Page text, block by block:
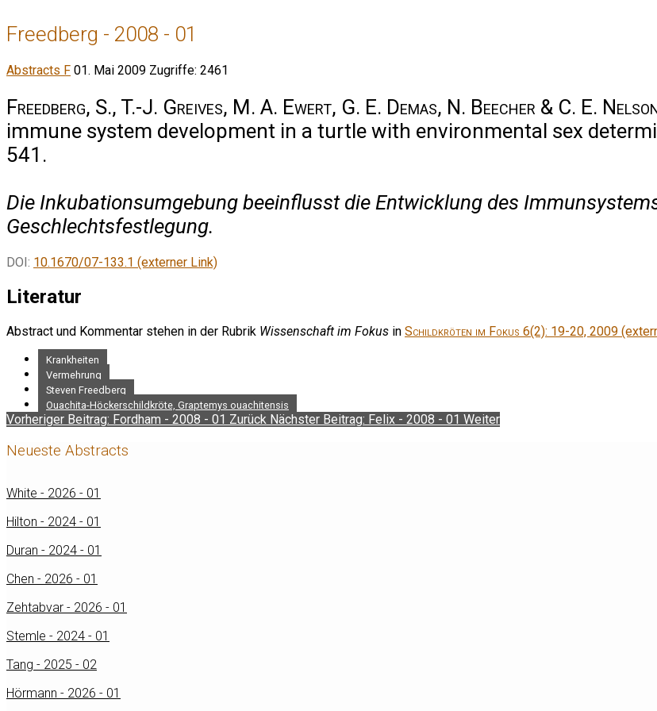
Freedberg - 2008 - 01
Abstracts F 01. Mai 2009 Zugriffe: 2461
Freedberg, S., T.-J. Greives, M. A. Ewert, G. E. Demas, N. Beecher & C. E.
immune system development in a turtle with environmental sex
541.
Die Inkubationsumgebung beeinflusst die Entwicklung des
Geschlechtsfestlegung.
DOI: 10.1670/07-133.1 (externer Link)
Literatur
Abstract und Kommentar stehen in der Rubrik Wissenschaft im Fokus in Schildkröten im Fokus 6(2): 19-20, 2009
Krankheiten
Vermehrung
Steven Freedberg
Ouachita-Höckerschildkröte, Graptemys ouachitensis
Vorheriger Beitrag: Fordham - 2008 - 01 Zurück Nächster Beitrag: Felix - 2008 - 01 Weiter
Neueste Abstracts
White - 2026 - 01
Hilton - 2024 - 01
Duran - 2024 - 01
Chen - 2026 - 01
Zehtabvar - 2026 - 01
Stemle - 2024 - 01
Tang - 2025 - 02
Hörmann - 2026 - 01